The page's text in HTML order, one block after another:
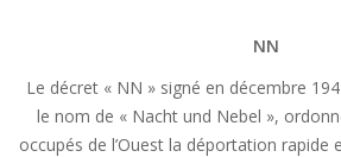
NN
Le décret « NN » signé en décembre
le nom de « Nacht und Nebel »,
occupés de l’Ouest la déportation rapide